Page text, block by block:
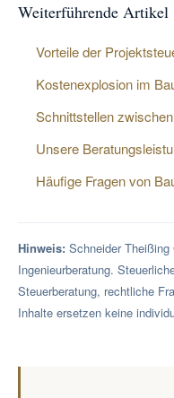
Weiterführende Artikel
Vorteile der
Kostenexplosion im
Schnittstellen
Unsere
Häufige Fragen von
Hinweis: Schneider
Ingenieurberatung.
Steuerberatung, rechtliche
Inhalte ersetzen keine